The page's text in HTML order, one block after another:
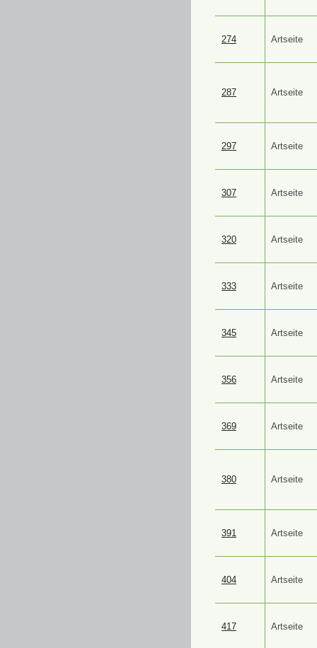
274 Artseite
287 Artseite
297 Artseite
307 Artseite
320 Artseite
333 Artseite
345 Artseite
356 Artseite
369 Artseite
380 Artseite
391 Artseite
404 Artseite
417 Artseite